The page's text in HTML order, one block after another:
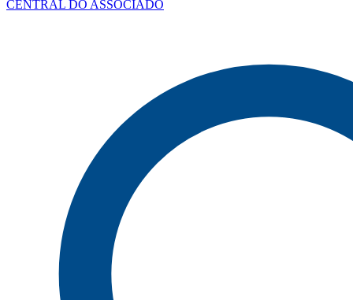
CENTRAL DO ASSOCIADO